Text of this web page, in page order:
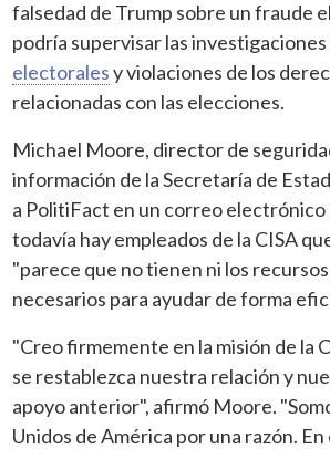
falsedad de Trump sobre un fraude
podría supervisar las investigaciones
electoralesy violaciones de los
relacionadas con las elecciones.
Michael Moore, director de
información de la Secretaría de
a PolitiFact en un correo electrónico
todavía hay empleados de la CISA
"parece que no tienen ni los
necesarios para ayudar de forma
"Creo firmemente en la misión de la
se restablezca nuestra relación y
apoyo anterior", afirmó Moore.
Unidos de América por una razón. En